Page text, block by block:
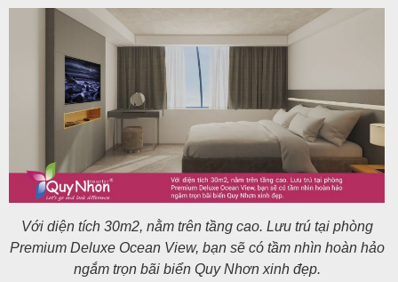
Với diện tích 30m2, nằm trên tầng cao. Lưu trú tại phòng
Premium Deluxe Ocean View, bạn sẽ có tầm nhìn hoàn hảo
ngắm trọn bãi biển Quy Nhơn xinh đẹp.